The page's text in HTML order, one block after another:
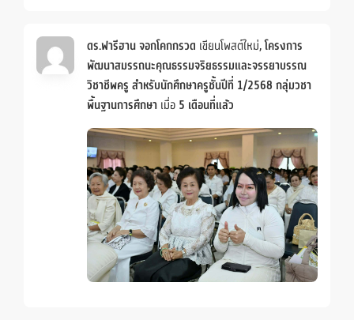
ดร.ฟารีฮาน จอกโคกกรวด เขียนโพสต์ใหม่,โครงการ
พัฒนาสมรรถนะคุณธรรมจริยธรรมและจรรยาบรรณ
วิชาชีพครู สำหรับนักศึกษาครูชั้นปีที่ 1/2568 กลุ่มวชา
พื้นฐานการศึกษา เมื่อ 5 เดือนที่แล้ว